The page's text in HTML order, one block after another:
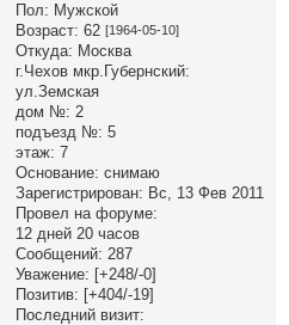
Пол: Мужской
Возраст: 62 [1964-05-10]
Откуда: Москва
г.Чехов мкр.Губернский:
ул.Земская
дом №: 2
подъезд №: 5
этаж: 7
Основание: снимаю
Зарегистрирован: Вс, 13 Фев 2011
Провел на форуме:
12 дней 20 часов
Сообщений: 287
Уважение: [+248/-0]
Позитив: [+404/-19]
Последний визит: